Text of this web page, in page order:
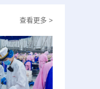
查看更多 >